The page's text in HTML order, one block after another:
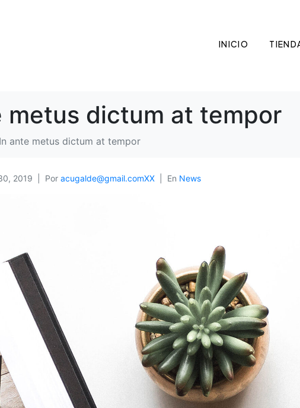
INICIO
metus dictum at tempor
In ante metus dictum at tempor
2019 Por acugalde@gmail.comXX En News